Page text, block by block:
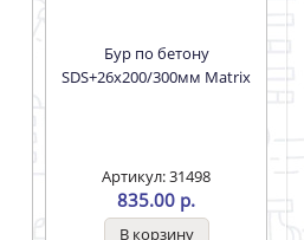
Бур по бетону
SDS+26х200/300мм Matrix
Артикул: 31498
835.00 р.